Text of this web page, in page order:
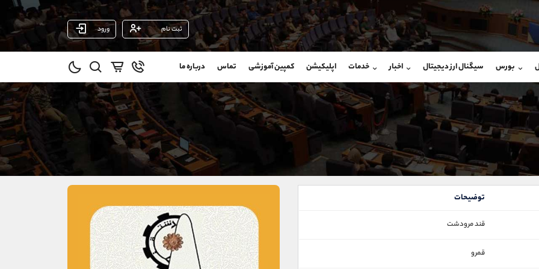
ثبت نام ورود
بورس سیگنال ارز دیجیتال اخبار خدمات اپلیکیشن کمپین آموزشی تماس درباره ما
توضیحات
قند مرودشت
قمرو
شروع گفتگو
@Armteam_admin_33
118
شروع گفتگو
@Armteam_admin_103
داخلی 103
(فائزه تهرانی)
09101364784
واتساپ شروع گفتگو
تلگرام @Armteam_admin_104
021-22021030
90001030
@alireza.mehrabii
@alirezamehrabi_com
@alirezamehrabi_official